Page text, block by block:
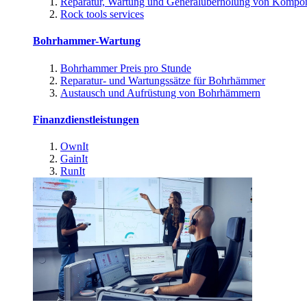
Rock tools services
Bohrhammer-Wartung
Bohrhammer Preis pro Stunde
Reparatur- und Wartungssätze für Bohrhämmer
Austausch und Aufrüstung von Bohrhämmern
Finanzdienstleistungen
OwnIt
GainIt
RunIt